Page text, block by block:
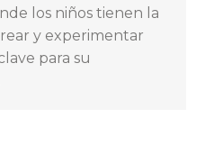
los niños tienen la
y experimentar
para su